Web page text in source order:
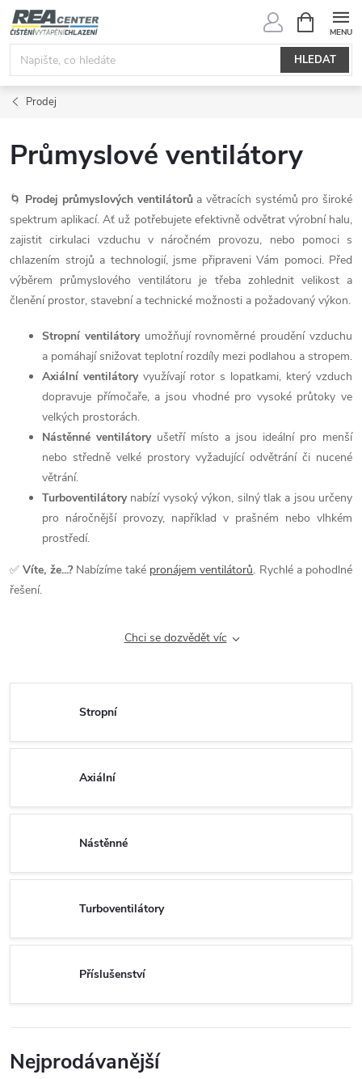
Přejít
na
obsah
HLEDAT
NÁKUPNÍ
KOŠÍK
Prodej
Průmyslové ventilátory
🌀 Prodej průmyslových ventilátorůa větracích systémů pro široké
spektrum aplikací. Ať už potřebujete efektivně odvětrat výrobní halu,
zajistit cirkulaci vzduchu v náročném provozu, nebo pomoci s
chlazením strojů a technologií, jsme připraveni Vám pomoci. Před
výběrem průmyslového ventilátoru je třeba zohlednit velikost a
členění prostor, stavební a technické možnosti a požadovaný výkon.
Stropní ventilátoryumožňují rovnoměrné proudění vzduchu
a pomáhají snižovat teplotní rozdíly mezi podlahou a stropem.
Axiální ventilátoryvyužívají rotor s lopatkami, který vzduch
dopravuje přímočaře, a jsou vhodné pro vysoké průtoky ve
velkých prostorách.
Nástěnné ventilátoryušetří místo a jsou ideální pro menší
nebo středně velké prostory vyžadující odvětrání či nucené
větrání.
Turboventilátorynabízí vysoký výkon, silný tlak a jsou určeny
pro náročnější provozy, například v prašném nebo vlhkém
prostředí.
✅Víte, že...?Nabízíme také pronájem ventilátorů. Rychlé a pohodlné
řešení.
Chci se dozvědět víc
Stropní
Axiální
Nástěnné
Turboventilátory
Příslušenství
Nejprodávanější